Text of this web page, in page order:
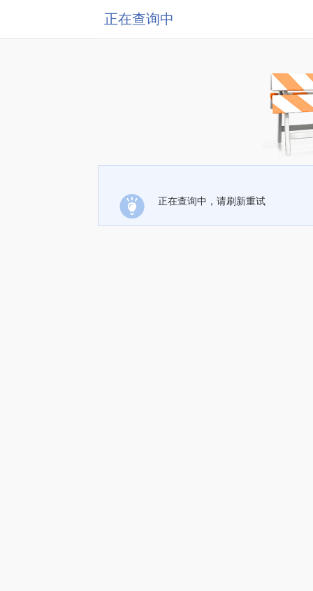
正在查询中
正在查询中，请刷新重试